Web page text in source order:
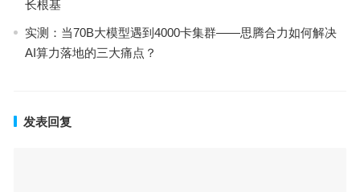
长根基
实测：当70B大模型遇到4000卡集群——思腾合力如何解决
AI算力落地的三大痛点？
发表回复